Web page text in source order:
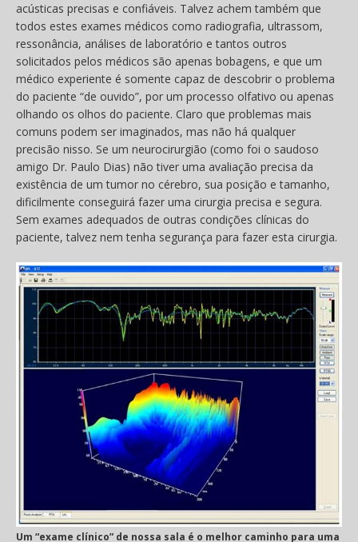
acústicas precisas e confiáveis. Talvez achem também que
todos estes exames médicos como radiografia, ultrassom,
ressonância, análises de laboratório e tantos outros
solicitados pelos médicos são apenas bobagens, e que um
médico experiente é somente capaz de descobrir o problema
do paciente “de ouvido”, por um processo olfativo ou apenas
olhando os olhos do paciente. Claro que problemas mais
comuns podem ser imaginados, mas não há qualquer
precisão nisso. Se um neurocirurgião (como foi o saudoso
amigo Dr. Paulo Dias) não tiver uma avaliação precisa da
existência de um tumor no cérebro, sua posição e tamanho,
dificilmente conseguirá fazer uma cirurgia precisa e segura.
Sem exames adequados de outras condições clínicas do
paciente, talvez nem tenha segurança para fazer esta cirurgia.
Um “exame clínico” de nossa sala é o melhor caminho para uma